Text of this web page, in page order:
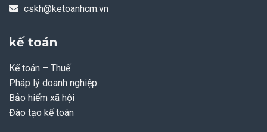
cskh@ketoanhcm.vn
kế toán
Kế toán – Thuế
Pháp lý doanh nghiệp
Bảo hiểm xã hội
Đào tạo kế toán